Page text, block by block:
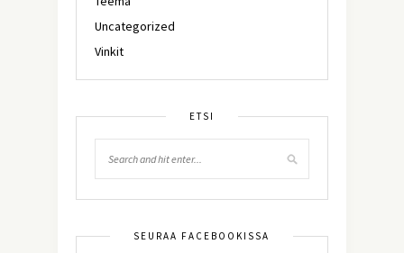
Uncategorized
Vinkit
ETSI
SEURAA FACEBOOKISSA